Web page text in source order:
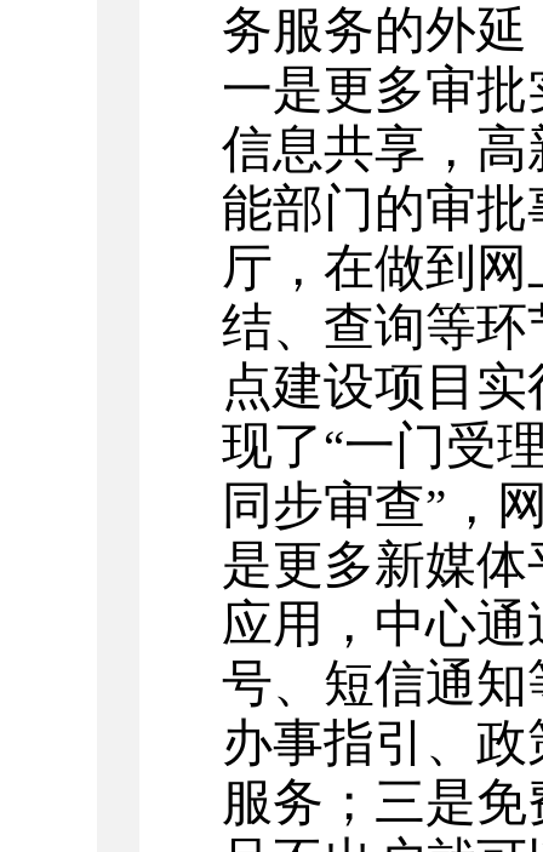
务服务的外
一是更多审
信息共享，高
能部门的审
厅，在做到
结、查询等
点建设项目
现了“一门受
同步审查” ，
是更多新媒
应用，中心
号、短信通
办事指引、
服务；三是免